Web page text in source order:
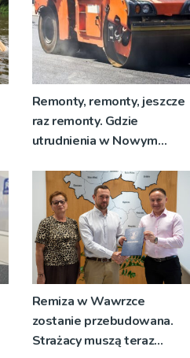
Remonty, remonty, jeszcze
raz remonty. Gdzie
utrudnienia w Nowym
Remiza w Wawrzce
zostanie przebudowana.
Strażacy muszą teraz